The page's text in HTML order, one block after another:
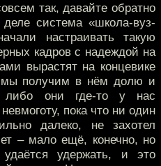
так, давайте обратно
система «школа-вуз-
настраивать такую
кадров с надеждой на
вырастят на концевике
мы получим в нём долю и
либо они где-то у нас
пока что ни один
далеко, не захотел
– мало ещё, конечно, но
удержать, и это